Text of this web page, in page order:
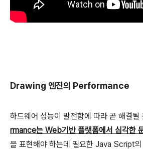
Drawing 엔진의 Performance
하드웨어 성능이 발전함에 따라 곧 해결될
rmance는 Web기반 플랫폼에서 심각한
을 표현해야 하는데 필요한 Java Script